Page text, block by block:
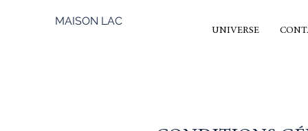
MAISON LAC
UNIVERSE